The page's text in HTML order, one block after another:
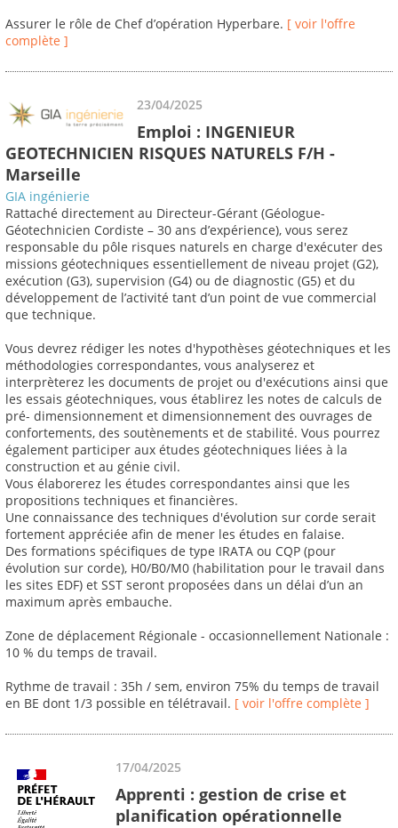
Assurer le rôle de Chef d’opération Hyperbare. [ voir l'offre
complète ]
23/04/2025
Emploi : INGENIEUR
GEOTECHNICIEN RISQUES NATURELS F/H -
Marseille
GIA ingénierie
Rattaché directement au Directeur-Gérant (Géologue-
Géotechnicien Cordiste – 30 ans d’expérience), vous serez
responsable du pôle risques naturels en charge d'exécuter des
missions géotechniques essentiellement de niveau projet (G2),
exécution (G3), supervision (G4) ou de diagnostic (G5) et du
développement de l’activité tant d’un point de vue commercial
que technique.
Vous devrez rédiger les notes d'hypothèses géotechniques et les
méthodologies correspondantes, vous analyserez et
interprèterez les documents de projet ou d'exécutions ainsi que
les essais géotechniques, vous établirez les notes de calculs de
pré- dimensionnement et dimensionnement des ouvrages de
confortements, des soutènements et de stabilité. Vous pourrez
également participer aux études géotechniques liées à la
construction et au génie civil.
Vous élaborerez les études correspondantes ainsi que les
propositions techniques et financières.
Une connaissance des techniques d'évolution sur corde serait
fortement appréciée afin de mener les études en falaise.
Des formations spécifiques de type IRATA ou CQP (pour
évolution sur corde), H0/B0/M0 (habilitation pour le travail dans
les sites EDF) et SST seront proposées dans un délai d’un an
maximum après embauche.
Zone de déplacement Régionale - occasionnellement Nationale :
10 % du temps de travail.
Rythme de travail : 35h / sem, environ 75% du temps de travail
en BE dont 1/3 possible en télétravail. [ voir l'offre complète ]
17/04/2025
Apprenti : gestion de crise et
planification opérationnelle